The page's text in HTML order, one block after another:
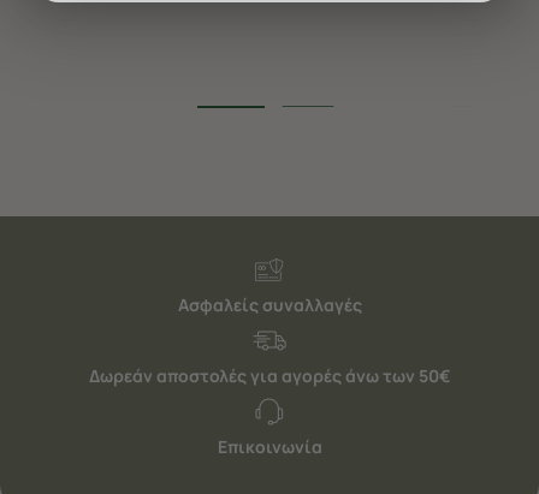
μέλλον. Εάν επιθυμείτε να μάθετε περισσότερα
Ασφαλείς συναλλαγές
Δωρεάν αποστολές για αγορές άνω των 50€
Επικοινωνία